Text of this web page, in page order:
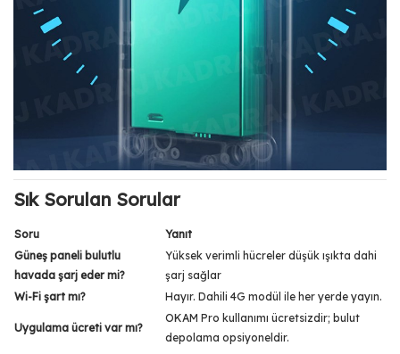
Sık Sorulan Sorular
Soru
Yanıt
Güneş paneli bulutlu
havada şarj eder mi?
Yüksek verimli hücreler düşük ışıkta dahi
şarj sağlar
Wi-Fi şart mı?
Hayır. Dahili 4G modül ile her yerde yayın.
Uygulama ücreti var mı?
OKAM Pro kullanımı ücretsizdir; bulut
depolama opsiyoneldir.